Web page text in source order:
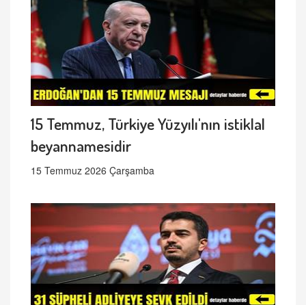
15 Temmuz, Türkiye Yüzyılı'nın istiklal
beyannamesidir
15 Temmuz 2026 Çarşamba